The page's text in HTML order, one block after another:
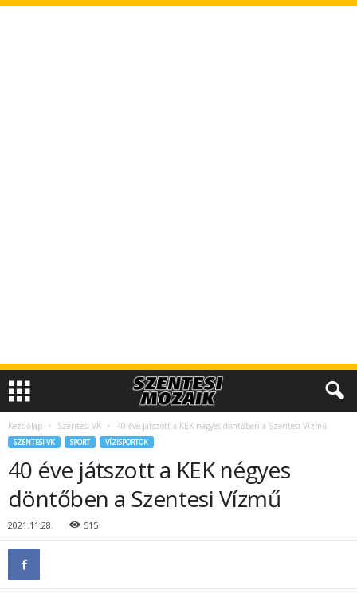
Kezdőlap Szentesi VK 40 éve játszott a KEK négyes döntőben a Szentesi Vízmű
SZENTESI VK SPORT VÍZISPORTOK
40 éve játszott a KEK négyes
döntőben a Szentesi Vízmű
2021.11.28. 515